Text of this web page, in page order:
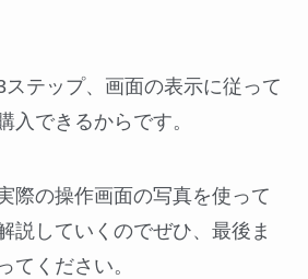
テップ、画面の表示に従って
入できるからです。
際の操作画面の写真を使って
説していくのでぜひ、最後ま
てください。